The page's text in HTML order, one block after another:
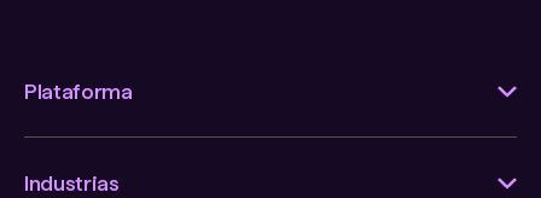
Plataforma
Industrias